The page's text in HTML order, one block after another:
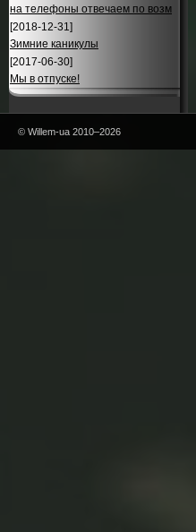
на телефоны отвечаем по возм
[2018-12-31]
Зимние каникулы
[2017-06-30]
Мы в отпуске!
© Willem-ua 2010–2026